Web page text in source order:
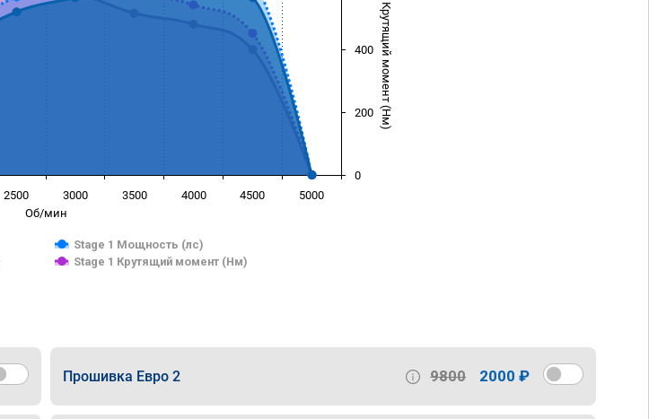
Об/мин
Крутящий момент (Нм)
Stage 1 Мощность (лс)
Stage 1 Крутящий момент (Нм)
2500 3000 3500 4000 4500 5000
0
200
400
Прошивка Евро 2 9800 2000 ₽